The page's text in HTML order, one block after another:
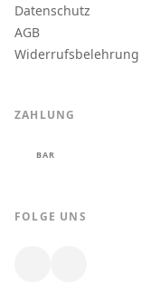
Datenschutz
AGB
Widerrufsbelehrung
ZAHLUNG
BAR
FOLGE UNS